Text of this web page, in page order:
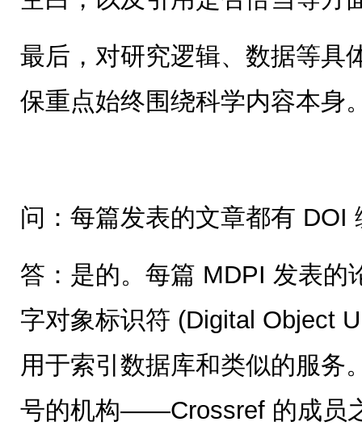
最后，对研究逻辑、数据等具
保重点始终围绕科学内容本身
问：每篇发表的文章都有 DOI
答：是的。每篇 MDPI 发表的
字对象标识符 (Digital Object
用于索引数据库和类似的服务
号的机构——Crossref 的成员